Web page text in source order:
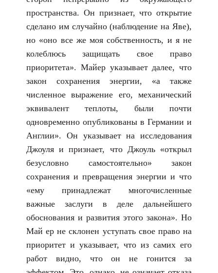
пространства. Он признает, что открытие
сделано им случайно (наблюдение на Яве),
но «оно все же моя собственность, и я не
колеблюсь защищать свое право
приоритета». Майер указывает далее, что
закон сохранения энергии, «а также
численное выражение его, механический
эквивалент теплоты, были почти
одновременно опубликованы в Германии и
Англии». Он указывает на исследования
Джоуля и признает, что Джоуль «открыл
безусловно самостоятельно» закон
сохранения и превращения энергии и что
«ему принадлежат многочисленные
важные заслуги в деле дальнейшего
обоснования и развития этого закона». Но
Май ер не склонен уступать свое право на
приоритет и указывает, что из самих его
работ видно, что он не гонится за